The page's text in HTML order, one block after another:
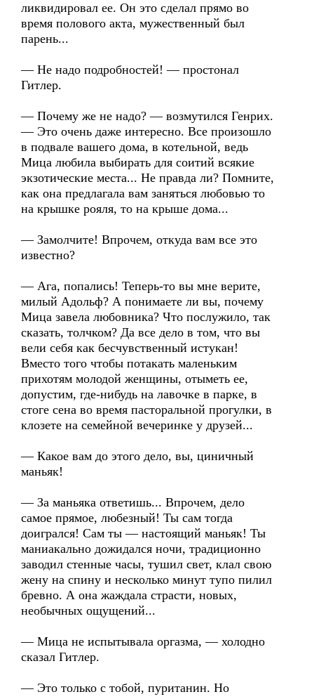
ликвидировал ее. Он это сделал прямо во
время полового акта, мужественный был
парень...
— Не надо подробностей! — простонал
Гитлер.
— Почему же не надо? — возмутился Генрих.
— Это очень даже интересно. Все произошло
в подвале вашего дома, в котельной, ведь
Мица любила выбирать для соитий всякие
экзотические места... Не правда ли? Помните,
как она предлагала вам заняться любовью то
на крышке рояля, то на крыше дома...
— Замолчите! Впрочем, откуда вам все это
известно?
— Ага, попались! Теперь-то вы мне верите,
милый Адольф? А понимаете ли вы, почему
Мица завела любовника? Что послужило, так
сказать, толчком? Да все дело в том, что вы
вели себя как бесчувственный истукан!
Вместо того чтобы потакать маленьким
прихотям молодой женщины, отыметь ее,
допустим, где-нибудь на лавочке в парке, в
стоге сена во время пасторальной прогулки, в
клозете на семейной вечеринке у друзей...
— Какое вам до этого дело, вы, циничный
маньяк!
— За маньяка ответишь... Впрочем, дело
самое прямое, любезный! Ты сам тогда
доигрался! Сам ты — настоящий маньяк! Ты
маниакально дожидался ночи, традиционно
заводил стенные часы, тушил свет, клал свою
жену на спину и несколько минут тупо пилил
бревно. А она жаждала страсти, новых,
необычных ощущений...
— Мица не испытывала оргазма, — холодно
сказал Гитлер.
— Это только с тобой, пуританин. Но